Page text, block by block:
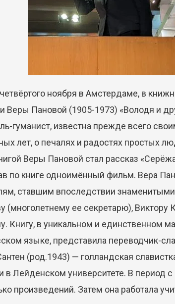
ноября в Амстердаме, в
Веры Пановой (1905-1973) «Володя и
гуманист, известна прежде всего
лет, о печалях и радостях простых
Веры Пановой стал рассказ
по книге одноимённый фильм. Вера
ставшим впоследствии
(многолетнему ее секретарю), Виктору
Книгу, в уникальном и единственном
языке, представила переводчик-
(род.1943) — голландская славистка
в Лейденском университете. В период
произведений. Затем она работала